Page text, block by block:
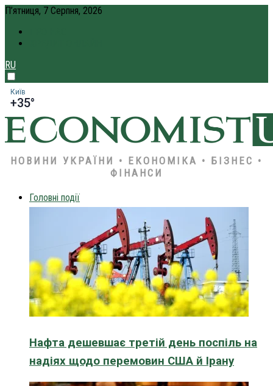
П’ятниця, 7 Серпня, 2026
RU
Київ
+35°
НОВИНИ УКРАЇНИ • ЕКОНОМІКА • БІЗНЕС •
ФІНАНСИ
Головні події
Нафта дешевшає третій день поспіль на
надіях щодо перемовин США й Ірану